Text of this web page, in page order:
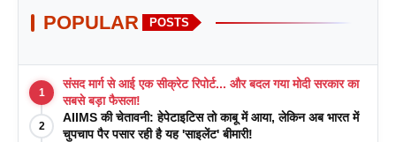
POPULAR POSTS
1
संसद मार्ग से आई एक सीक्रेट रिपोर्ट... और बदल गया मोदी सरकार का
सबसे बड़ा फैसला!
2
AIIMS की चेतावनी: हेपेटाइटिस तो काबू में आया, लेकिन अब भारत में
चुपचाप पैर पसार रही है यह 'साइलेंट' बीमारी!